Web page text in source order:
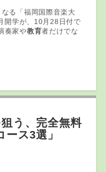
る「福岡国際音楽大
開学が、10月28日付で
奏家や教育者だけでな
う、完全無料
ス3選」